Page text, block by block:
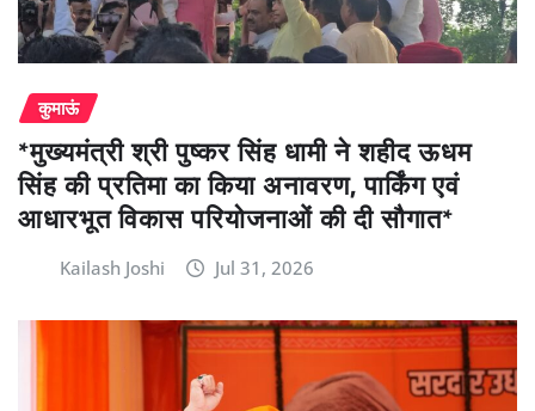
कुमाऊं
*मुख्यमंत्री श्री पुष्कर सिंह धामी ने शहीद ऊधम
सिंह की प्रतिमा का किया अनावरण, पार्किंग एवं
आधारभूत विकास परियोजनाओं की दी सौगात*
Kailash Joshi Jul 31, 2026